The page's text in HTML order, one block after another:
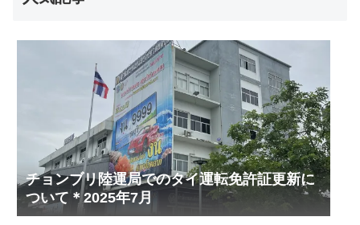
チョンブリ陸運局でのタイ運転免許証更新に
ついて＊2025年7月